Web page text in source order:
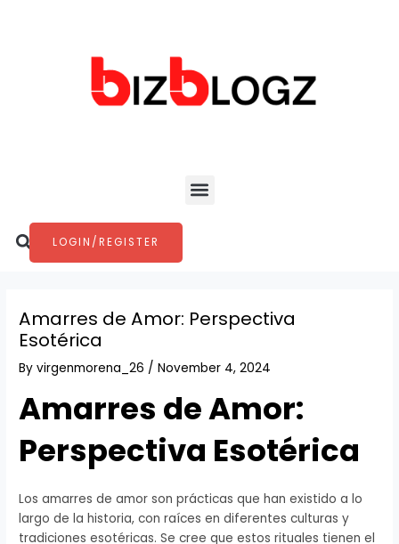
Menu
Search
LOGIN/REGISTER
Amarres de Amor: Perspectiva
Esotérica
Byvirgenmorena_26 /November 4, 2024
Amarres de Amor:
Perspectiva Esotérica
Los amarres de amor son prácticas que han existido a lo
largo de la historia, con raíces en diferentes culturas y
tradiciones esotéricas. Se cree que estos rituales tienen el